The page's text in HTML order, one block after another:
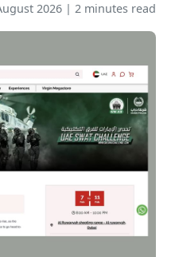
2026 | 2 minutes read